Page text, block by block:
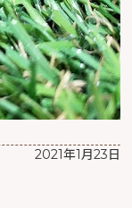
2021年1月23日